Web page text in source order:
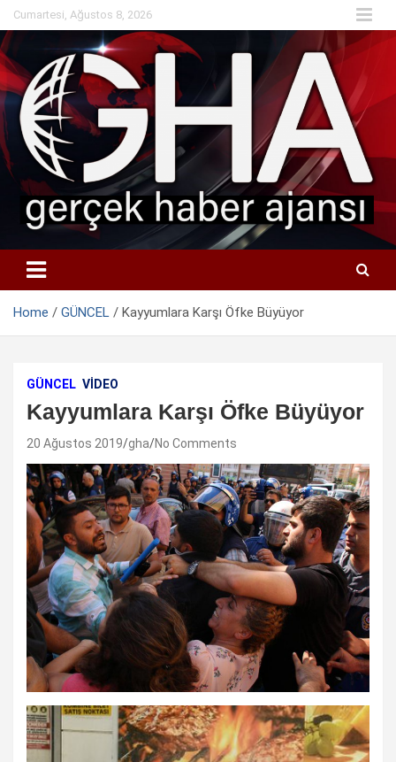
Skip
to
content
Cumartesi, Ağustos 8, 2026
Home GÜNCEL Kayyumlara Karşı Öfke Büyüyor
GÜNCEL VIDEO
Kayyumlara Karşı Öfke Büyüyor
20 Ağustos 2019 gha No Comments